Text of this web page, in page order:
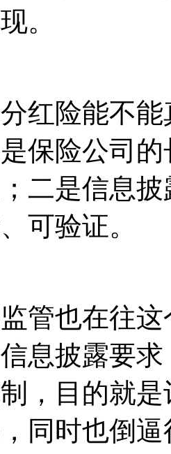
。
险能不能
保险公司
二是信息
可验证。
也在往这
息披露要
，目的就
同时也倒